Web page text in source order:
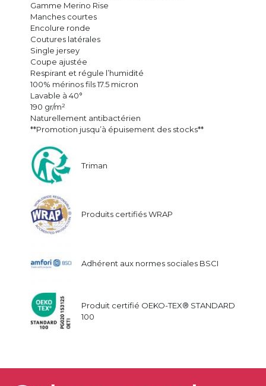
Gamme Merino Rise
Manches courtes
Encolure ronde
Coutures latérales
Single jersey
Coupe ajustée
Respirant et régule l’humidité
100% mérinos fils 17.5 micron
Lavable à 40°
190 gr/m²
Naturellement antibactérien
**Promotion jusqu’à épuisement des stocks**
Triman
Produits certifiés WRAP
Adhérent aux normes sociales BSCI
Produit certifié OEKO-TEX® STANDARD
100